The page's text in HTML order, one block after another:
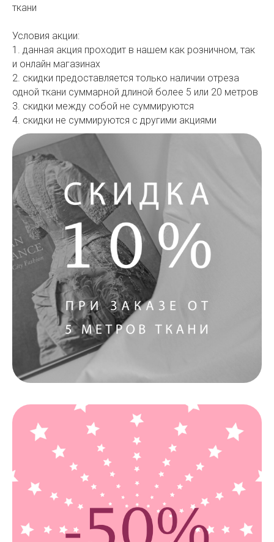
ткани
Условия акции:
1. данная акция проходит в нашем как розничном, так
и онлайн магазинах
2. скидки предоставляется только наличии отреза
одной ткани суммарной длиной более 5 или 20 метров
3. скидки между собой не суммируются
4. скидки не суммируются с другими акциями